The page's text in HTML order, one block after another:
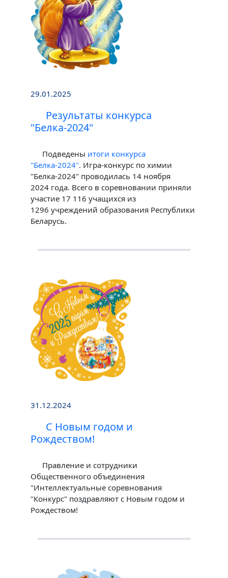
29.01.2025
Результаты конкурса
"Белка-2024"
Подведены итоги конкурса
"Белка-2024". Игра-конкурс по химии
"Белка-2024" проводилась 14 ноября
2024 года. Всего в соревновании приняли
участие 17 116 учащихся из
1296 учреждений образования Республики
Беларусь.
31.12.2024
С Новым годом и
Рождеством!
Правление и сотрудники
Общественного объединения
"Интеллектуальные соревнования
"Конкурс" поздравляют с Новым годом и
Рождеством!